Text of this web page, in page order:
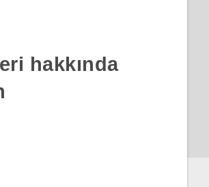
hakkında